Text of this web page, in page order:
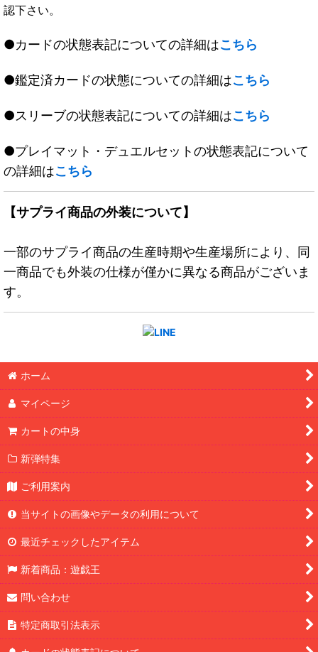
認下さい。
●カードの状態表記についての詳細はこちら
●鑑定済カードの状態についての詳細はこちら
●スリーブの状態表記についての詳細はこちら
●プレイマット・デュエルセットの状態表記について
の詳細はこちら
【サプライ商品の外装について】
一部のサプライ商品の生産時期や生産場所により、同
一商品でも外装の仕様が僅かに異なる商品がございま
す。
ホーム
マイページ
カートの中身
新弾特集
ご利用案内
当サイトの画像やデータの利用について
最近チェックしたアイテム
新着商品：遊戯王
問い合わせ
特定商取引法表示